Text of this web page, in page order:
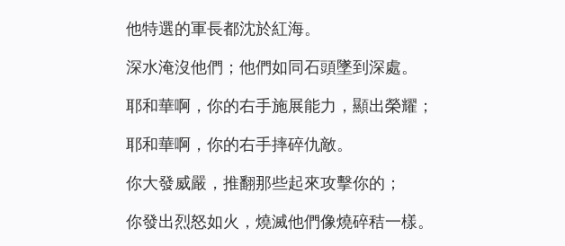
他特選的軍長都沈於紅海。
深水淹沒他們；他們如同石頭墜到深處。
耶和華啊，你的右手施展能力，顯出榮耀；
耶和華啊，你的右手摔碎仇敵。
你大發威嚴，推翻那些起來攻擊你的；
你發出烈怒如火，燒滅他們像燒碎秸一樣。